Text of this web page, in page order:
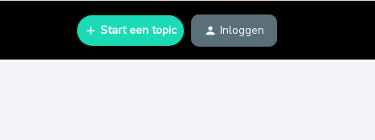
Start een topic Inloggen